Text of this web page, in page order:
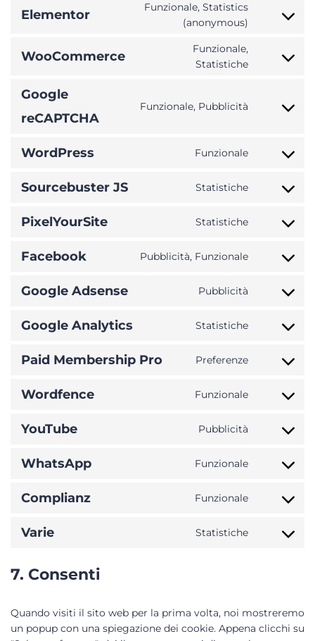
Elementor
Funzionale, Statistics
(anonymous)
WooCommerce
Funzionale,
Statistiche
Google
reCAPTCHA
Funzionale, Pubblicità
WordPress Funzionale
Sourcebuster JS Statistiche
PixelYourSite Statistiche
Facebook Pubblicità, Funzionale
Google Adsense Pubblicità
Google Analytics Statistiche
Paid Membership Pro Preferenze
Wordfence Funzionale
YouTube Pubblicità
WhatsApp Funzionale
Complianz Funzionale
Varie Statistiche
7. Consenti
Quando visiti il sito web per la prima volta, noi mostreremo
un popup con una spiegazione dei cookie. Appena clicchi su